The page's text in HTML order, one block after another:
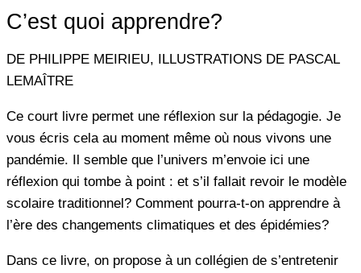
C’est quoi apprendre?
DE PHILIPPE MEIRIEU, ILLUSTRATIONS DE PASCAL
LEMAÎTRE
Ce court livre permet une réflexion sur la pédagogie. Je
vous écris cela au moment même où nous vivons une
pandémie. Il semble que l’univers m’envoie ici une
réflexion qui tombe à point : et s’il fallait revoir le modèle
scolaire traditionnel? Comment pourra-t-on apprendre à
l’ère des changements climatiques et des épidémies?
Dans ce livre, on propose à un collégien de s’entretenir